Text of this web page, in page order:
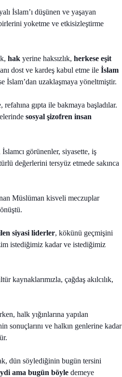
İslam’ı düşünen ve yaşayan
yoketme ve etkisizleştirme
hak yerine haksızlık, herkese eşit
dost ve kardeş kabul etme ile İslam
İslam’dan uzaklaşmaya yöneltmiştir.
gıpta ile bakmaya başladılar.
sosyal şizofren insan
görünenler, siyasette, iş
değerlerini tersyüz etmede sakınca
Müslüman kisveli meczuplar
siyasi liderler, kökünü geçmişini
istediğimiz kadar ve istediğimiz
kaynaklarımızla, çağdaş akılcılık,
halk yığınlarına yapılan
sonuçlarını ve halkın genlerine kadar
dün söylediğinin bugün tersini
ama bugün böyle demeye